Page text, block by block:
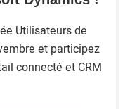
Utilisateurs de
et participez
connecté et CRM